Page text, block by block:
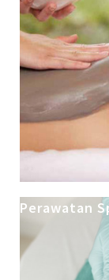
Perawatan